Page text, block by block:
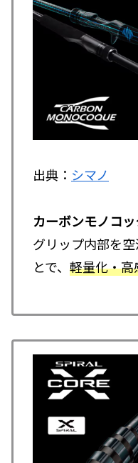
出典： シマノ
カーボンモノコ
グリップ内部を
とで、 軽量化・高